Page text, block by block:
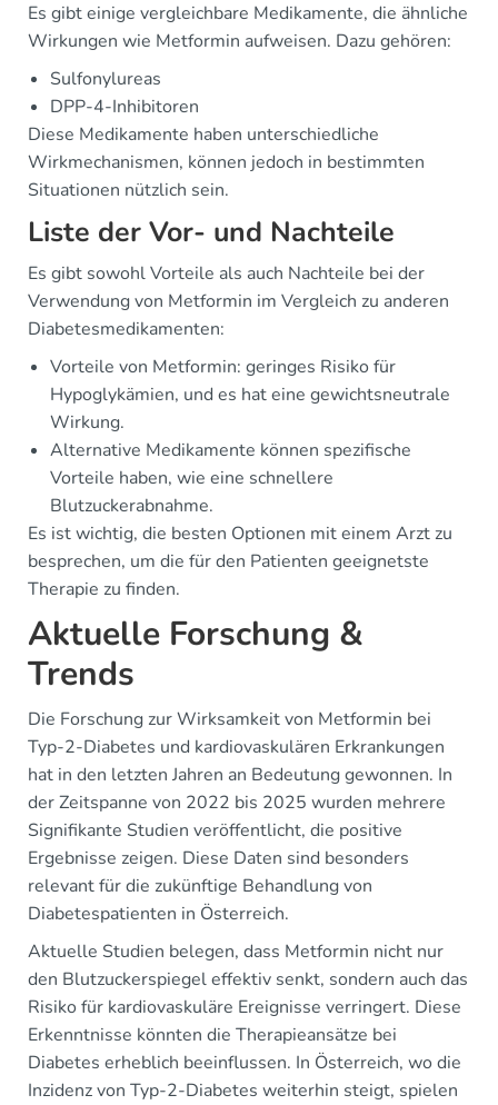
Es gibt einige vergleichbare Medikamente, die ähnliche
Wirkungen wie Metformin aufweisen. Dazu gehören:
Sulfonylureas
DPP-4-Inhibitoren
Diese Medikamente haben unterschiedliche
Wirkmechanismen, können jedoch in bestimmten
Situationen nützlich sein.
Liste der Vor- und Nachteile
Es gibt sowohl Vorteile als auch Nachteile bei der
Verwendung von Metformin im Vergleich zu anderen
Diabetesmedikamenten:
Vorteile von Metformin: geringes Risiko für
Hypoglykämien, und es hat eine gewichtsneutrale
Wirkung.
Alternative Medikamente können spezifische
Vorteile haben, wie eine schnellere
Blutzuckerabnahme.
Es ist wichtig, die besten Optionen mit einem Arzt zu
besprechen, um die für den Patienten geeignetste
Therapie zu finden.
Aktuelle Forschung &
Trends
Die Forschung zur Wirksamkeit von Metformin bei
Typ-2-Diabetes und kardiovaskulären Erkrankungen
hat in den letzten Jahren an Bedeutung gewonnen. In
der Zeitspanne von 2022 bis 2025 wurden mehrere
Signifikante Studien veröffentlicht, die positive
Ergebnisse zeigen. Diese Daten sind besonders
relevant für die zukünftige Behandlung von
Diabetespatienten in Österreich.
Aktuelle Studien belegen, dass Metformin nicht nur
den Blutzuckerspiegel effektiv senkt, sondern auch das
Risiko für kardiovaskuläre Ereignisse verringert. Diese
Erkenntnisse könnten die Therapieansätze bei
Diabetes erheblich beeinflussen. In Österreich, wo die
Inzidenz von Typ-2-Diabetes weiterhin steigt, spielen